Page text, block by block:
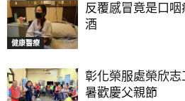
健康醫療
反覆感冒竟是口咽
酒
彰化榮服處榮欣
暑歡慶父親節